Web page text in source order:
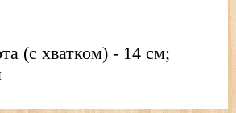
(с хватком) - 14 см;